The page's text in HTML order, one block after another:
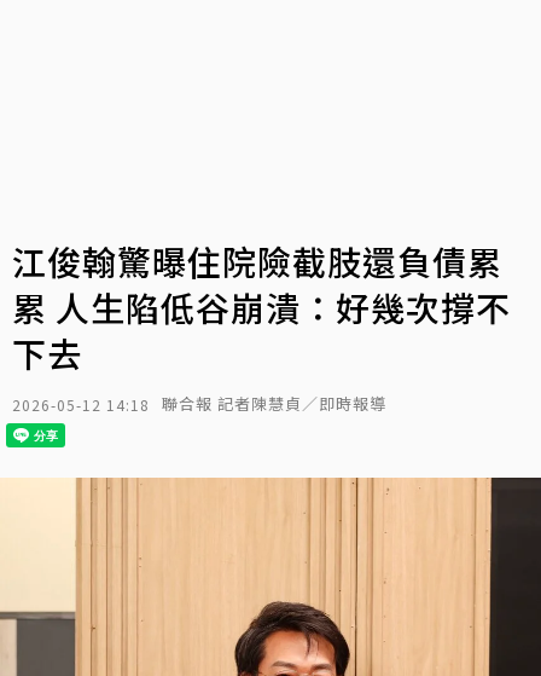
江俊翰驚曝住院險截肢還負債累
累 人生陷低谷崩潰：好幾次撐不
下去
2026-05-12 14:18 聯合報 記者陳慧貞／即時報導